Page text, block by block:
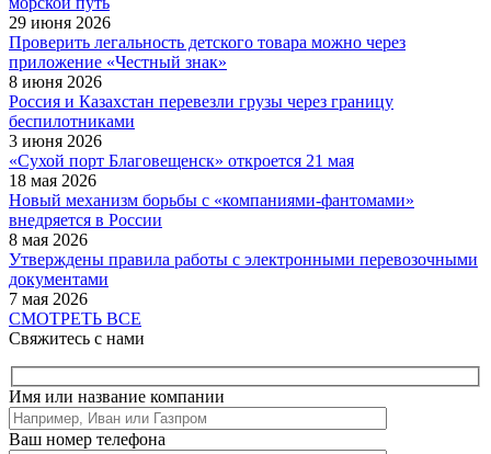
29 июня 2026
Проверить легальность детского товара можно через
приложение «Честный знак»
8 июня 2026
Россия и Казахстан перевезли грузы через границу
беспилотниками
3 июня 2026
«Сухой порт Благовещенск» откроется 21 мая
18 мая 2026
Новый механизм борьбы с «компаниями-фантомами»
внедряется в России
8 мая 2026
Утверждены правила работы с электронными перевозочными
документами
7 мая 2026
СМОТРЕТЬ ВСЕ
Свяжитесь с нами
Имя или название компании
Ваш номер телефона